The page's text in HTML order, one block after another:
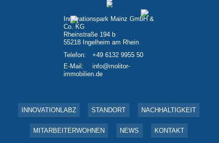
Innovationspark Mainz GmbH &
Co. KG
Rheinstraße 194 b
55218 Ingelheim am Rhein
Telefon:
+49 6132 9955 50
E-Mail:
info@molitor-
immobilien.de
INNOVATIONLABZ STANDORT NACHHALTIGKEIT
MITARBEITERWOHNEN NEWS KONTAKT